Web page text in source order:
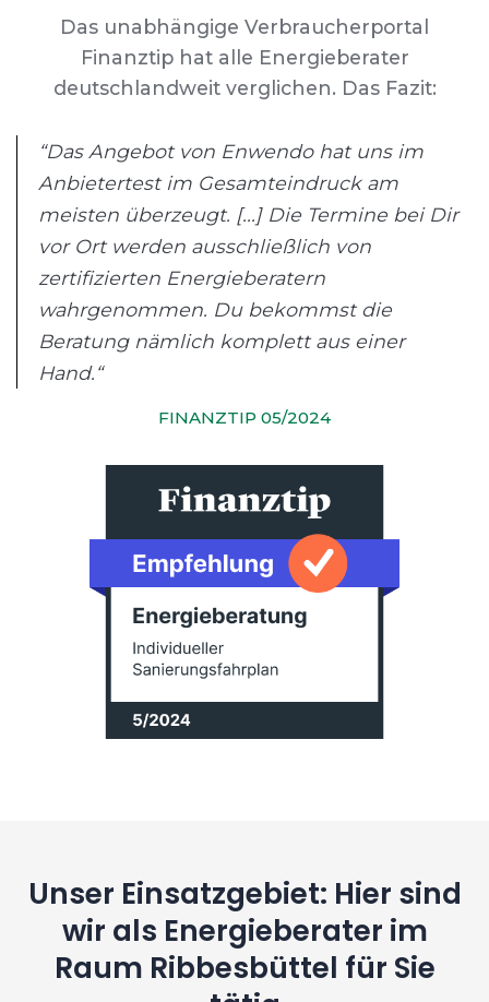
Das unabhängige Verbraucherportal
Finanztip hat alle Energieberater
deutschlandweit verglichen. Das Fazit:
“Das Angebot von Enwendo hat uns im
Anbietertest im Gesamteindruck am
meisten überzeugt. [...] Die Termine bei Dir
vor Ort werden ausschließlich von
zertifizierten Energieberatern
wahrgenommen. Du bekommst die
Beratung nämlich komplett aus einer
Hand.“
FINANZTIP 05/2024
Unser Einsatzgebiet: Hier sind
wir als Energieberater im
Raum Ribbesbüttel für Sie